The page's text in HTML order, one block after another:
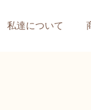
私達について